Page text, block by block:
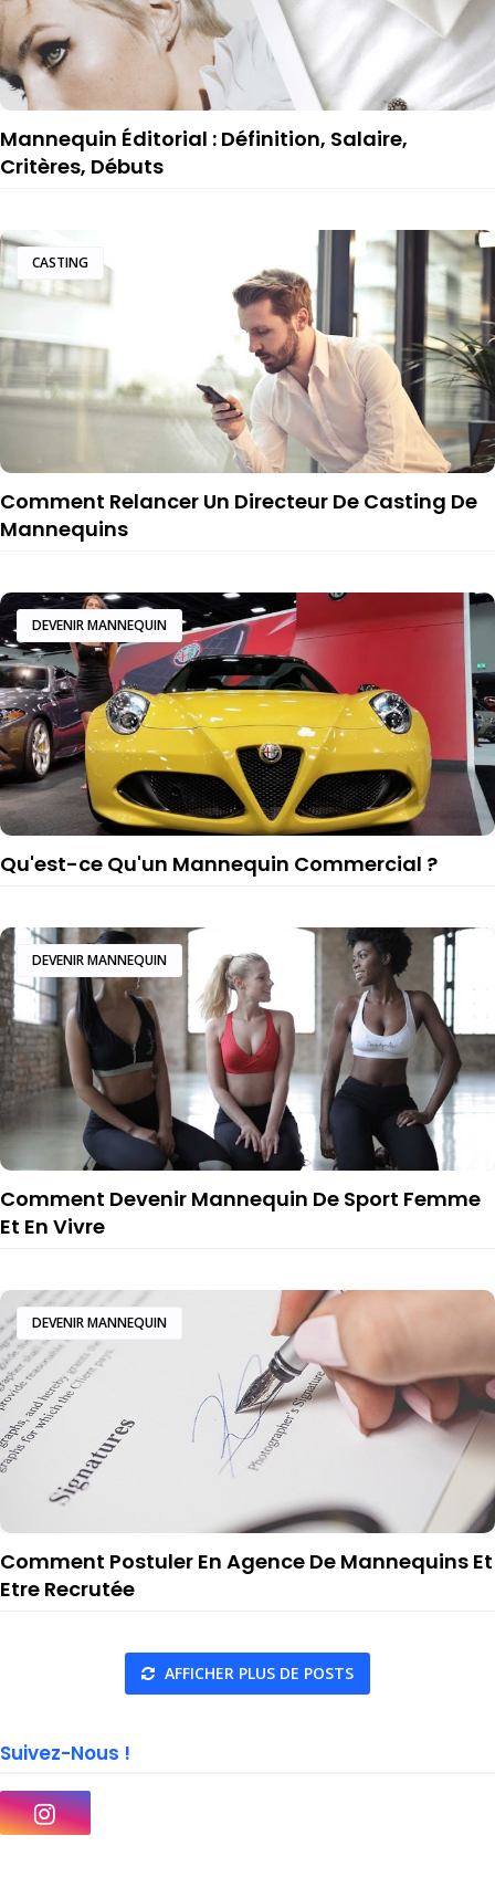
Mannequin Éditorial : Définition, Salaire,
Critères, Débuts
CASTING
Comment Relancer Un Directeur De Casting De
Mannequins
DEVENIR MANNEQUIN
Qu'est-ce Qu'un Mannequin Commercial ?
DEVENIR MANNEQUIN
Comment Devenir Mannequin De Sport Femme
Et En Vivre
DEVENIR MANNEQUIN
Comment Postuler En Agence De Mannequins Et
Etre Recrutée
AFFICHER PLUS DE POSTS
Suivez-Nous !